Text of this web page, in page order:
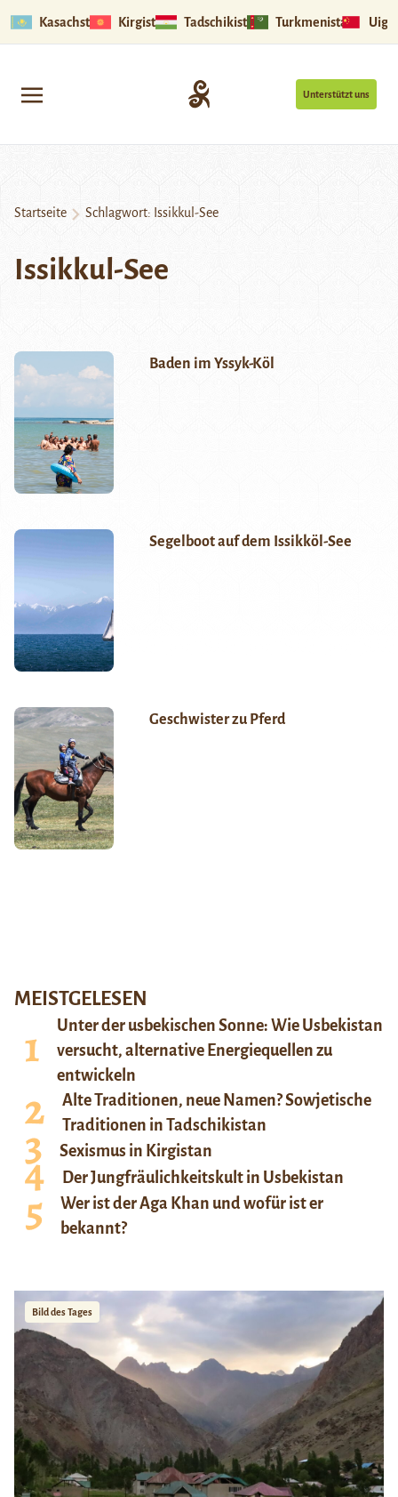
Kasachstan Kirgistan Tadschikistan Turkmenistan
Unterstützt uns
Startseite Schlagwort: Issikkul-See
Issikkul-See
Baden im Yssyk-Köl
Segelboot auf dem Issikköl-See
Geschwister zu Pferd
MEISTGELESEN
Unter der usbekischen Sonne: Wie Usbekistan
versucht, alternative Energiequellen zu
entwickeln
Alte Traditionen, neue Namen? Sowjetische
Traditionen in Tadschikistan
Sexismus in Kirgistan
Der Jungfräulichkeitskult in Usbekistan
Wer ist der Aga Khan und wofür ist er
bekannt?
Bild des Tages